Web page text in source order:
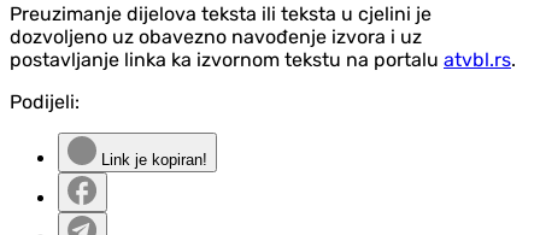
Preuzimanje dijelova teksta ili teksta u cjelini je
dozvoljeno uz obavezno navođenje izvora i uz
postavljanje linka ka izvornom tekstu na portalu atvbl.rs.
Podijeli:
Link je kopiran!